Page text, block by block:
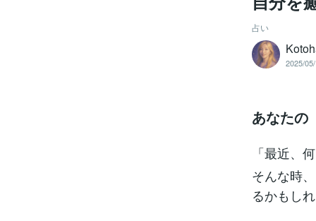
占い
2025/
あなたの
「最近、
そんな時
るかもし